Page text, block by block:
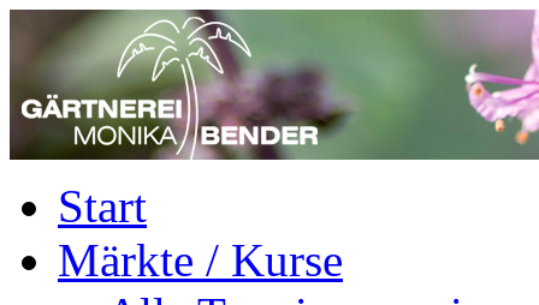
Start
Märkte / Kurse